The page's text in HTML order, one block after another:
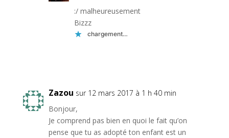
:/ malheureusement
Bizzz
chargement…
Zazou sur 12 mars 2017 à 1 h 40 min
Bonjour,
Je comprend pas bien en quoi le fait qu’on
pense que tu as adopté ton enfant est un